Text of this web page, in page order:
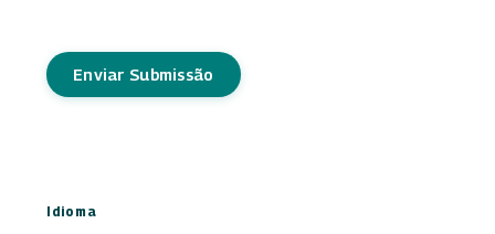
Enviar Submissão
Idioma